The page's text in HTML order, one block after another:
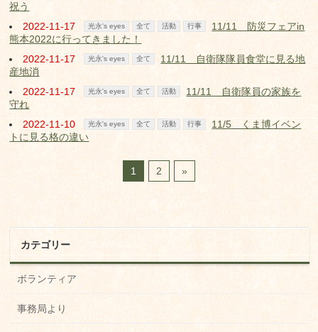
祝う
2022-11-17
光永's eyes 全て 活動 行事
11/11 防災フェアin
熊本2022に行ってきました！
2022-11-17
光永's eyes 全て
11/11 自衛隊隊員食堂に見る地
産地消
2022-11-17
光永's eyes 全て 活動
11/11 自衛隊員の家族を
守れ
2022-11-10
光永's eyes 全て 活動 行事
11/5 くま博イベン
トに見る格の違い
1 2 »
カテゴリー
ボランティア
事務局より